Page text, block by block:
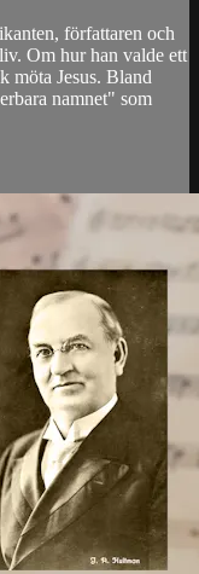
författaren och
Om hur han valde ett
möta Jesus. Bland
namnet" som